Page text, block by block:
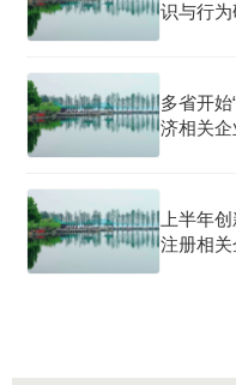
识与行为
多省开
济相关
上半年
注册相